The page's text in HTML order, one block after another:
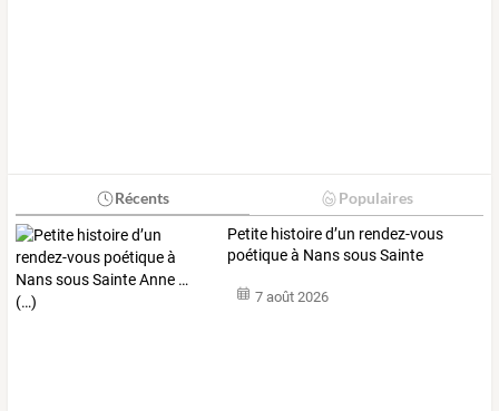
Récents Populaires
Petite histoired’un rendez-vous
poétiqueà NanssousSainte
7 août 2026